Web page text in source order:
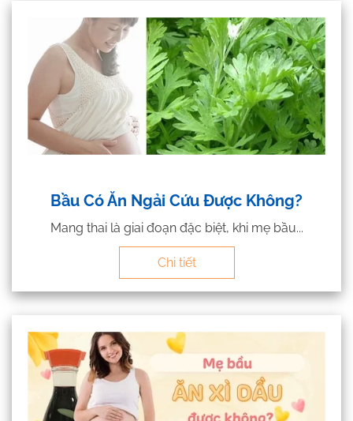
Bầu Có Ăn Ngải Cứu Được Không?
Mang thai là giai đoạn đặc biệt, khi mẹ bầu...
Chi tiết